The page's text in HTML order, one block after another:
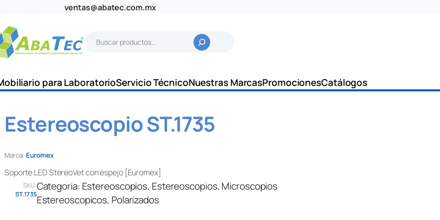
ventas@abatec.com.mx
c
a
para LaboratorioServicio TécnicoNuestras MarcasPromocionesCatálogos
Estereoscopio ST.1735
Marca: Euromex
Soporte LED StereoVet con espejo [Euromex]
SKU:
ST.1735
Categoria: Estereoscopios, Estereoscopios, Microscopios
Estereoscopicos, Polarizados